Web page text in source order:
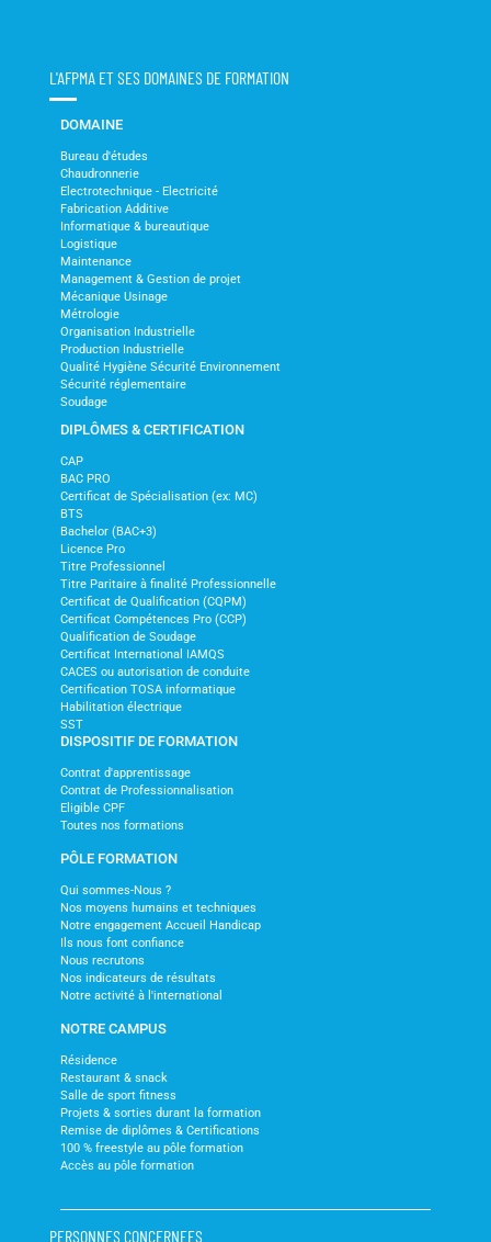
L'AFPMA ET SES DOMAINES DE FORMATION
DOMAINE
Bureau d'études
Chaudronnerie
Electrotechnique - Electricité
Fabrication Additive
Informatique & bureautique
Logistique
Maintenance
Management & Gestion de projet
Mécanique Usinage
Métrologie
Organisation Industrielle
Production Industrielle
Qualité Hygiène Sécurité Environnement
Sécurité réglementaire
Soudage
DIPLÔMES & CERTIFICATION
CAP
BAC PRO
Certificat de Spécialisation (ex: MC)
BTS
Bachelor (BAC+3)
Licence Pro
Titre Professionnel
Titre Paritaire à finalité Professionnelle
Certificat de Qualification (CQPM)
Certificat Compétences Pro (CCP)
Qualification de Soudage
Certificat International IAMQS
CACES ou autorisation de conduite
Certification TOSA informatique
Habilitation électrique
SST
DISPOSITIF DE FORMATION
Contrat d'apprentissage
Contrat de Professionnalisation
Eligible CPF
Toutes nos formations
PÔLE FORMATION
Qui sommes-Nous ?
Nos moyens humains et techniques
Notre engagement Accueil Handicap
Ils nous font confiance
Nous recrutons
Nos indicateurs de résultats
Notre activité à l'international
NOTRE CAMPUS
Résidence
Restaurant & snack
Salle de sport fitness
Projets & sorties durant la formation
Remise de diplômes & Certifications
100 % freestyle au pôle formation
Accès au pôle formation
PERSONNES CONCERNEES